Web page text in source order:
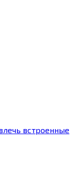
встроенные